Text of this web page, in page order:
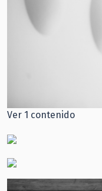
Ver 1 contenido